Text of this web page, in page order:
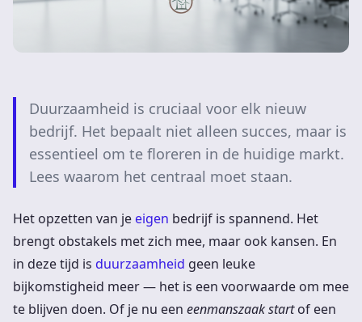
Duurzaamheid is cruciaal voor elk nieuw
bedrijf. Het bepaalt niet alleen succes, maar is
essentieel om te floreren in de huidige markt.
Lees waarom het centraal moet staan.
Het opzetten van je eigen bedrijf is spannend. Het
brengt obstakels met zich mee, maar ook kansen. En
in deze tijd is duurzaamheid geen leuke
bijkomstigheid meer — het is een voorwaarde om mee
te blijven doen. Of je nu een eenmanszaak startof een